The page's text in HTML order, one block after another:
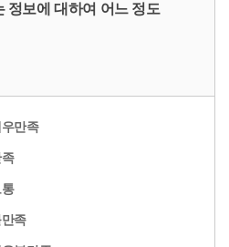
정보에 대하여 어느 정도
우만족
통
만족